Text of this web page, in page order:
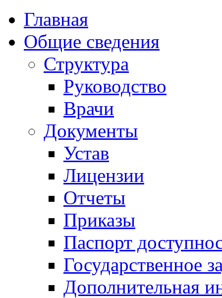
Главная
Общие сведения
Структура
Руководство
Врачи
Документы
Устав
Лицензии
Отчеты
Приказы
Паспорт
Государственное
Дополнительная